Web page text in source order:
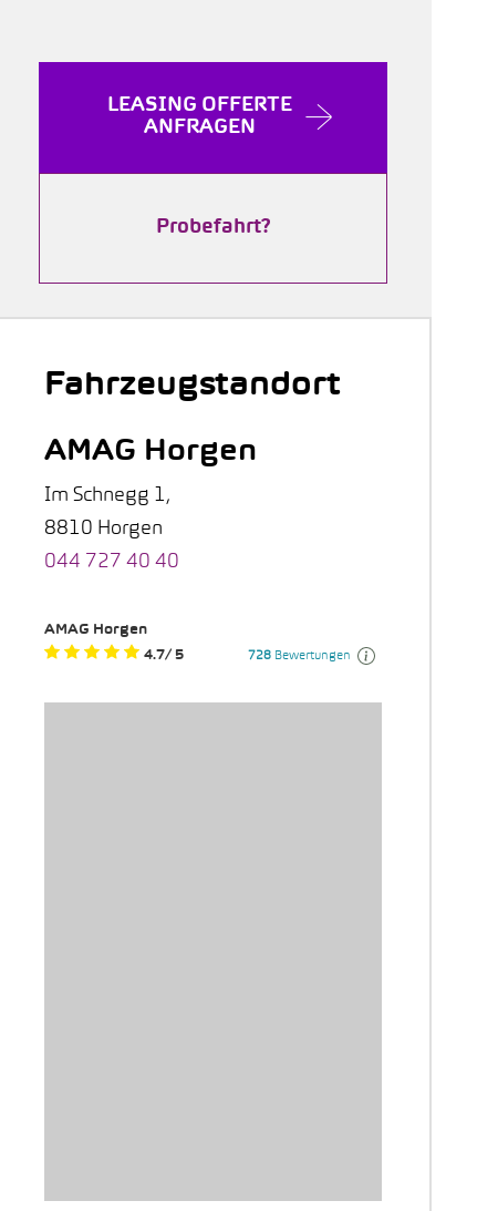
LEASING OFFERTE
ANFRAGEN
Probefahrt?
Fahrzeugstandort
AMAG Horgen
Im Schnegg 1,
8810 Horgen
044 727 40 40